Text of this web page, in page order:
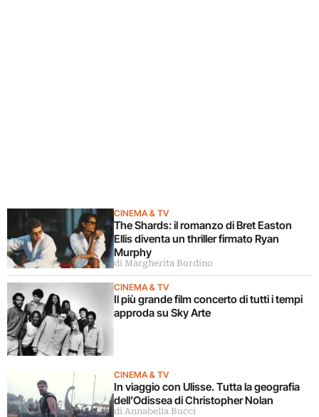
CINEMA & TV
The Shards: il romanzo di Bret Easton
Ellis diventa un thriller firmato Ryan
Murphy
di Margherita Bordino
CINEMA & TV
Il più grande film concerto di tutti i tempi
approda su Sky Arte
CINEMA & TV
In viaggio con Ulisse. Tutta la geografia
dell’Odissea di Christopher Nolan
di Annabella Bucci